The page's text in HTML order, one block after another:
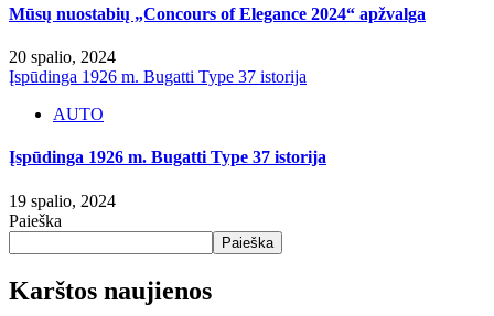
Mūsų nuostabių „Concours of Elegance 2024“ apžvalga
20 spalio, 2024
Įspūdinga 1926 m. Bugatti Type 37 istorija
AUTO
Įspūdinga 1926 m. Bugatti Type 37 istorija
19 spalio, 2024
Paieška
Paieška
Karštos naujienos